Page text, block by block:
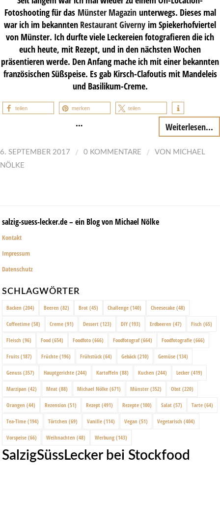
Fotoshooting für das Münster Magazinunterwegs. Dieses mal
war ich im bekannten Restaurant Giverny im Spiekerhofviertel
von Münster. Ich durfte viele Leckereien fotografieren die ich
euch heute, mit Rezept, und in den nächsten Wochen
präsentieren werde. Den Anfang mache ich mit einer bekannten
französischen Süßspeise. Es gab Kirsch-Clafoutis mit Mandeleis
und Basilikum-Creme.
teilen merken teilen
… Weiterlesen...
6. SEPTEMBER 2017 / 0 KOMMENTARE / VON MICHAEL
NÖLKE
salzig-suess-lecker.de – ein Blog von Michael Nölke
Kontakt
Impressum
Datenschutz
SCHLAGWÖRTER
Backen (204) Beeren (82) Brot (45) Challenge (140) Cheesecake (48)
Coffeetime (58) Creme (91) Dessert (123) DIY (193) Erdbeeren (47) Fisch (65)
Fleisch (96) Food (654) Foodfoto (666) Foodfotograf(664) Foodfotografie (666)
Fruits (187) Früchte (196) Frühstück (64) Gebäck (210) Gemüse (134)
Genuss (357) Hauptgerichte (244) Kartoffeln (88) Kuchen (244) Lecker (419)
Marzipan (42) Meat (88) Michael Nölke (671) Münster (352) Obst (220)
Orangen (44) Rezension (51) Rezept (491) Rezepte (100) Salat (57) Tarte (64)
Tea-Time (194) Törtchen (69) Vanille (114) Vegan (51) Vegetarisch (404)
Vorspeise (66) Weihnachten (48) Werbung (143)
SalzigSüssLecker bei Stockfood